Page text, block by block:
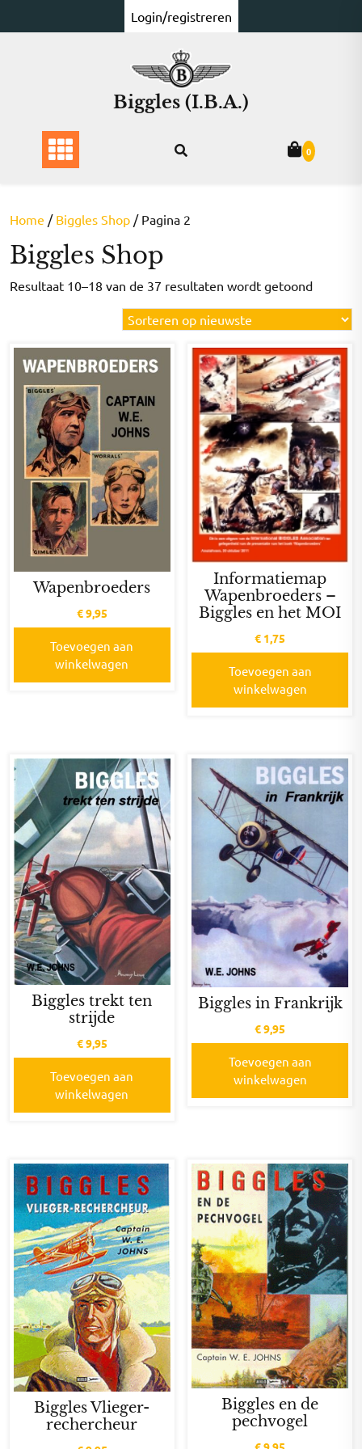
naar
Login/registreren
Biggles (I.B.A.)
0
Home / Biggles Shop / Pagina 2
Biggles Shop
Resultaat 10–18 van de 37 resultaten wordt getoond
op
Wapenbroeders
€9,95
Toevoegen aan
winkelwagen
Informatiemap
Wapenbroeders –
Biggles en het MOI
€ 1,75
Toevoegen aan
winkelwagen
Biggles trekt ten
strijde
€9,95
Toevoegen aan
winkelwagen
Biggles in Frankrijk
€9,95
Toevoegen aan
winkelwagen
Biggles Vlieger-
rechercheur
Biggles en de
pechvogel